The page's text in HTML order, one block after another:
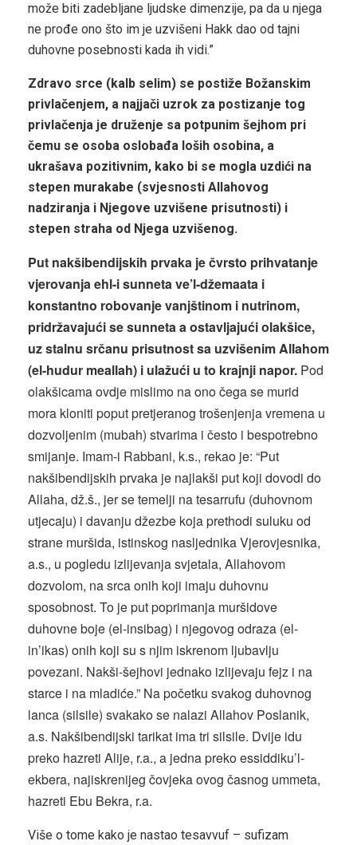
može biti zadebljane ljudske dimenzije, pa da u njega
ne prođe ono što im je uzvišeni Hakk dao od tajni
duhovne posebnosti kada ih vidi.”
Zdravo srce (kalb selim) se postiže Božanskim
privlačenjem, a najjači uzrok za postizanje tog
privlačenja je druženje sa potpunim šejhom pri
čemu se osoba oslobađa loših osobina, a
ukrašava pozitivnim, kako bi se mogla uzdići na
stepen murakabe (svjesnosti Allahovog
nadziranja i Njegove uzvišene prisutnosti) i
stepen straha od Njega uzvišenog.
Put nakšibendijskih prvaka je čvrsto prihvatanje
vjerovanja ehl-i sunneta ve’l-džemaata i
konstantno robovanje vanjštinom i nutrinom,
pridržavajući se sunneta a ostavljajući olakšice,
uz stalnu srčanu prisutnost sa uzvišenim Allahom
(el-hudur meallah) i ulažući u to krajnji napor. Pod
olakšicama ovdje mislimo na ono čega se murid
mora kloniti poput pretjeranog trošenjenja vremena u
dozvoljenim (mubah) stvarima i često i bespotrebno
smijanje. Imam-i Rabbani, k.s., rekao je: “Put
nakšibendijskih prvaka je najlakši put koji dovodi do
Allaha, dž.š., jer se temelji na tesarrufu (duhovnom
utjecaju) i davanju džezbe koja prethodi suluku od
strane muršida, istinskog nasljednika Vjerovjesnika,
a.s., u pogledu izlijevanja svjetala, Allahovom
dozvolom, na srca onih koji imaju duhovnu
sposobnost. To je put poprimanja muršidove
duhovne boje (el-insibag) i njegovog odraza (el-
in’ikas) onih koji su s njim iskrenom ljubavlju
povezani. Nakši-šejhovi jednako izlijevaju fejz i na
starce i na mladiće.” Na početku svakog duhovnog
lanca (silsile) svakako se nalazi Allahov Poslanik,
a.s. Nakšibendijski tarikat ima tri silsile. Dvije idu
preko hazreti Alije, r.a., a jedna preko essiddiku’l-
ekbera, najiskrenijeg čovjeka ovog časnog ummeta,
hazreti Ebu Bekra, r.a.
Više o tome kako je nastao tesavvuf – sufizam